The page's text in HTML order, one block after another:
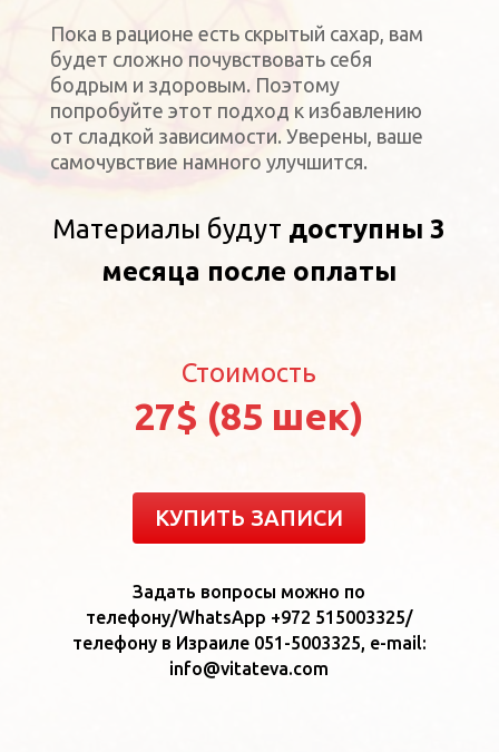
Пока в рационе есть скрытый сахар, вам
будет сложно почувствовать себя
бодрым и здоровым. Поэтому
попробуйте этот подход к избавлению
от сладкой зависимости. Уверены, ваше
самочувствие намного улучшится.
Материалы будут доступны 3
месяца после оплаты
Стоимость
27$ (85 шек)
КУПИТЬ ЗАПИСИ
Задать вопросы можно по
телефону/WhatsApp +972 515003325/
телефону в Израиле 051-5003325, e-mail:
info@vitateva.com